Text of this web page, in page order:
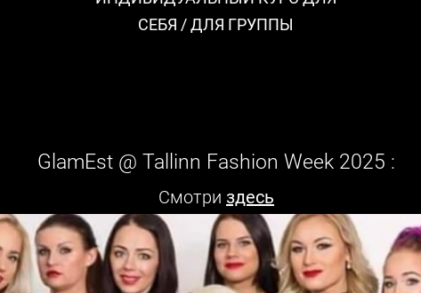
СЕБЯ / ДЛЯ ГРУППЫ
GlamEst @ Tallinn Fashion Week 2025 :
Смотри здесь